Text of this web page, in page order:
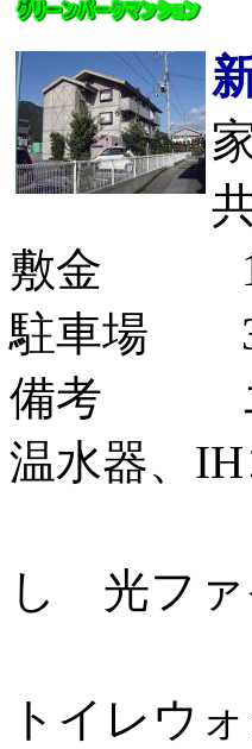
敷金
駐車場
備考 エア
温水器、IH
全室ベ
し 光ファ
フレッ
トイレウ